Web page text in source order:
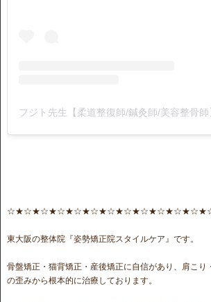
東大阪の整体院『姿勢矯正院スタイルケア』です。
骨盤矯正・猫背矯正・産後矯正に自信があり、肩こり
の歪みから根本的に治療しております。